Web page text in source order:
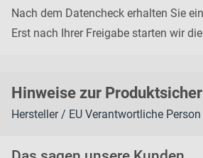
Nach dem Datencheck erhalten Sie
Erst nach Ihrer Freigabe starten wir
Hinweise zur Produktsic
Hersteller / EU Verantwortliche Person